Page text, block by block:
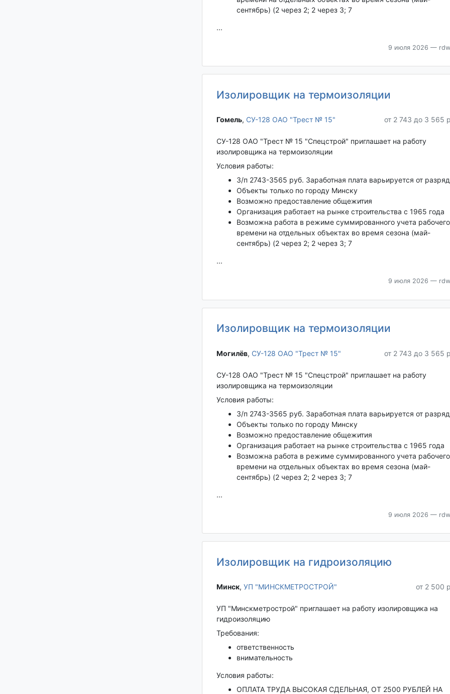
сентябрь) (2 через 2; 2 через 3; 7
...
9 июля 2026 —
Изолировщик на термоизоляции
Гомель‎, СУ-128 ОАО "Трест № 15" от 2 743 до 3 565
СУ-128 ОАО "Трест № 15 "Спецстрой" приглашает на работу
изолировщика на термоизоляции
Условия работы:
З/п 2743-3565 руб. Заработная плата варьируется от
Объекты только по городу Минску
Возможно предоставление общежития
Организация работает на рынке строительства с 1965 года
Возможна работа в режиме суммированного учета рабочего
времени на отдельных объектах во время сезона (май-
сентябрь) (2 через 2; 2 через 3; 7
...
9 июля 2026 —
Изолировщик на термоизоляции
Могилёв‎, СУ-128 ОАО "Трест № 15" от 2 743 до 3 565
СУ-128 ОАО "Трест № 15 "Спецстрой" приглашает на работу
изолировщика на термоизоляции
Условия работы:
З/п 2743-3565 руб. Заработная плата варьируется от
Объекты только по городу Минску
Возможно предоставление общежития
Организация работает на рынке строительства с 1965 года
Возможна работа в режиме суммированного учета рабочего
времени на отдельных объектах во время сезона (май-
сентябрь) (2 через 2; 2 через 3; 7
...
9 июля 2026 —
Изолировщик на гидроизоляцию
Минск‎, УП "МИНСКМЕТРОСТРОЙ" от 2 500
УП "Минскметрострой" приглашает на работу изолировщика на
гидроизоляцию
Требования:
ответственность
внимательность
Условия работы:
ОПЛАТА ТРУДА ВЫСОКАЯ СДЕЛЬНАЯ, ОТ 2500 РУБЛЕЙ НА